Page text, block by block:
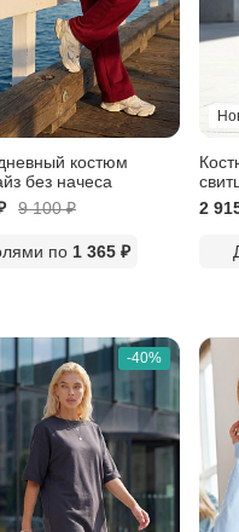
костюм
без начеса
9 100₽
по 1 365 ₽
2
-40%